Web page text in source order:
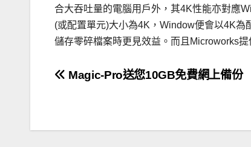
合大吞吐量的電腦用戶外，其4K性能亦對應
(或配置單元)大小為4K，Window便會以4K
儲存零碎檔案時更見效益。而且Microworks
文
導
Magic-Pro送您10GB免費網上備份